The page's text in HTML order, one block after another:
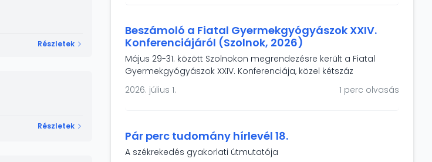
Részletek
Részletek
Beszámoló a Fiatal Gyermekgyógyászok XXIV.
Konferenciájáról (Szolnok, 2026)
Május 29-31. között Szolnokon megrendezésre került a Fiatal
Gyermekgyógyászok XXIV. Konferenciája, közel kétszáz
résztvevővel és 90 szakmai előadással. Az MGYGT két díjat
ajánlott fel a legkiválóbb előadóknak – a díjazottak: Simon Máté
2026. július 1. 1 perc olvasás
Pár perc tudomány hírlevél 18.
A székrekedés gyakorlati útmutatója